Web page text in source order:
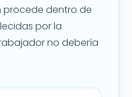
procede dentro de
por la
no debería